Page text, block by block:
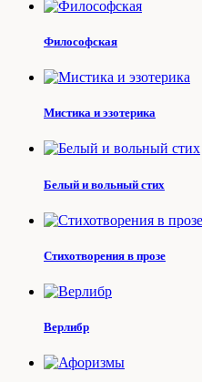
Философская
Мистика и эзотерика
Белый и вольный стих
Стихотворения в прозе
Верлибр